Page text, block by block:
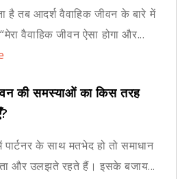
है तब आदर्श वैवाहिक जीवन के बारे में
वैवाहिक जीवन ऐसा होगा और...
की समस्याओं का किस तरह
पार्टनर के साथ मतभेद हो तो समाधान
और उलझते रहते हैं। इसके बजाय...